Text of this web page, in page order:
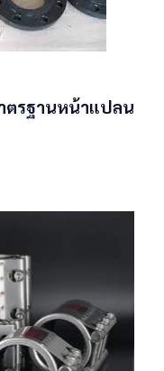
ตรฐานหน้าแปลน